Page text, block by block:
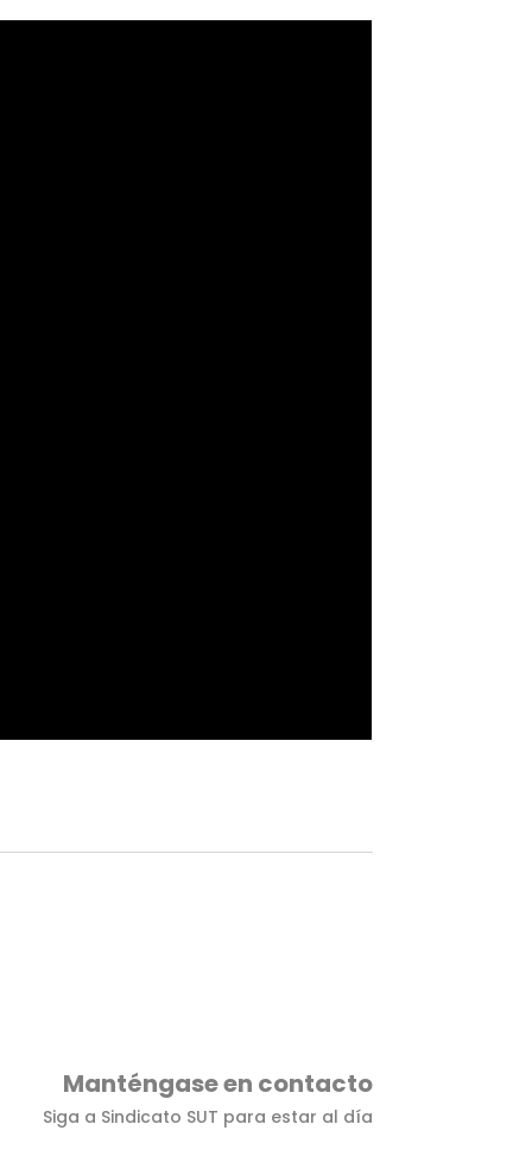
Manténgase en contacto
Siga a Sindicato SUT para estar al día